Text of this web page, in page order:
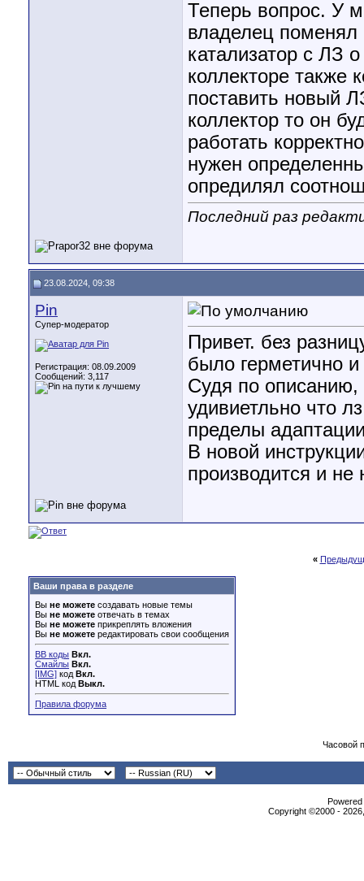
Теперь вопрос. У
владелец поменял
катализатор с ЛЗ
коллекторе также
поставить новый
коллектор то он
работать
нужен
опредилял
Последний раз
23.08.2024, 09:38
Pin
Супер-модератор
Регистрация: 08.09.2009
Сообщений: 3,117
Привет. без
было герметично
Судя по
удивиетльно что
пределы
В новой
производится и не
«
Ваши права в разделе
Вы не можете создавать новые темы
Вы не можете отвечать в темах
Вы не можете прикреплять вложения
Вы не можете редактировать свои сообщения
BB коды Вкл.
Смайлы Вкл.
[IMG] код Вкл.
HTML код Выкл.
Правила форума
Часовой
Copyright ©2000 -